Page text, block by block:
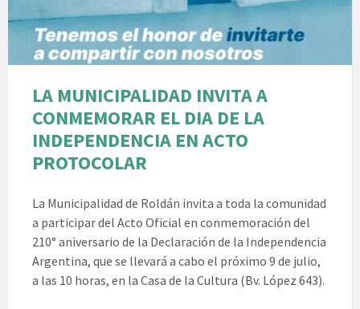
LA MUNICIPALIDAD INVITA A
CONMEMORAR EL DIA DE LA
INDEPENDENCIA EN ACTO
PROTOCOLAR
La Municipalidad de Roldán invita a toda la comunidad
a participar del Acto Oficial en conmemoración del
210° aniversario de la Declaración de la Independencia
Argentina, que se llevará a cabo el próximo 9 de julio,
a las 10 horas, en la Casa de la Cultura (Bv. López 643).